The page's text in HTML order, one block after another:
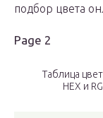
подбор цвета
Page 2
Таблица
HEX и